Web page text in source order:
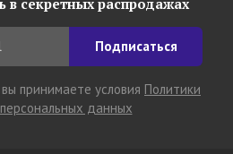
Подписаться
принимаете условия Политики
данных